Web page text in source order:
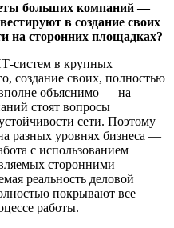
больших компаний —
в создание своих
на сторонних площадках?
систем в крупных
создание своих, полностью
объяснимо — на
стоят вопросы
сети. Поэтому
разных уровнях бизнеса —
с использованием
сторонними
реальность деловой
покрывают все
работы.